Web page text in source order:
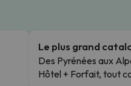
Le plus grand
Des Pyrénées aux
Hôtel + Forfait, tout